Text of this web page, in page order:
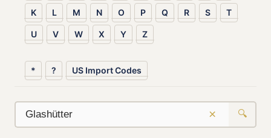
K L M N O P Q R S T
U V W X Y Z
* ? US Import Codes
× 🔍